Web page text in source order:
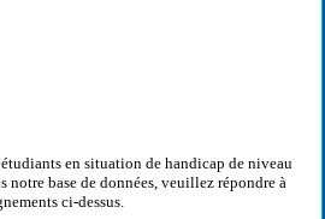
en situation de handicap de niveau
notre base de données, veuillez répondre à
ci-dessus.